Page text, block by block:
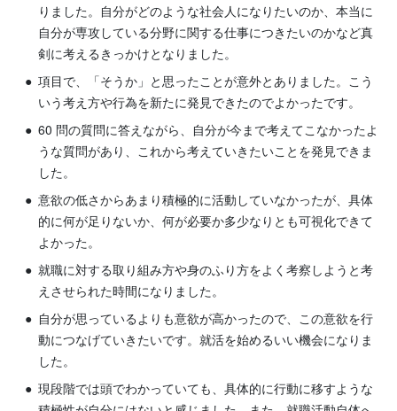
りました。自分がどのような社会人になりたいのか、本当に
自分が専攻している分野に関する仕事につきたいのかなど真
剣に考えるきっかけとなりました。
項目で、「そうか」と思ったことが意外とありました。こう
いう考え方や行為を新たに発見できたのでよかったです。
60 問の質問に答えながら、自分が今まで考えてこなかったよ
うな質問があり、これから考えていきたいことを発見できま
した。
意欲の低さからあまり積極的に活動していなかったが、具体
的に何が足りないか、何が必要か多少なりとも可視化できて
よかった。
就職に対する取り組み方や身のふり方をよく考察しようと考
えさせられた時間になりました。
自分が思っているよりも意欲が高かったので、この意欲を行
動につなげていきたいです。就活を始めるいい機会になりま
した。
現段階では頭でわかっていても、具体的に行動に移すような